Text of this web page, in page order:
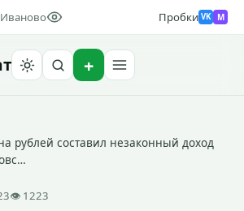
Иваново Пробки VK M
рублей составил незаконный доход
👁 1223